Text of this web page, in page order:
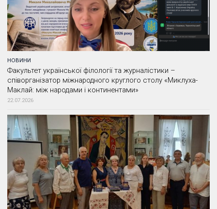
НОВИНИ
Факультет української філології та журналістики –
співорганізатор міжнародного круглого столу «Миклуха-
Маклай: між народами і континентами»
22.07.2026